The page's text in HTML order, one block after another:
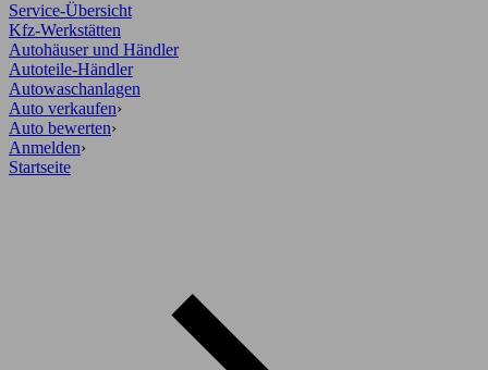
Service-Übersicht
Kfz-Werkstätten
Autohäuser und Händler
Autoteile-Händler
Autowaschanlagen
Auto verkaufen›
Auto bewerten›
Anmelden›
Startseite